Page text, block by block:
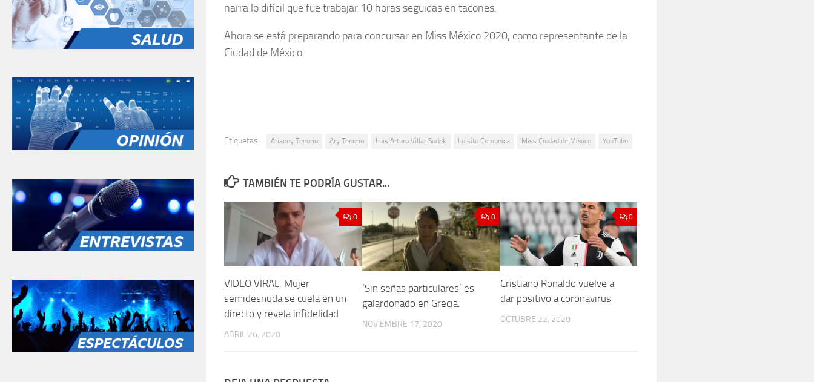
narra lo difícil que fue trabajar 10 horas seguidas en tacones.
Ahora se está preparando para concursar en Miss México 2020, como representante de la
Ciudad de México.
Etiquetas: Arianny Tenorio Ary Tenorio Luis Arturo Villar Sudek Luisito Comunica Miss Ciudad de México YouTube
TAMBIÉN TE PODRÍA GUSTAR...
0
VIDEO VIRAL: Mujer
semidesnuda se cuela en un
directo y revela infidelidad
ABRIL 26, 2020
0
‘Sin señas particulares’ es
galardonado en Grecia.
NOVIEMBRE 17, 2020
0
Cristiano Ronaldo vuelve a
dar positivo a coronavirus
OCTUBRE 22, 2020